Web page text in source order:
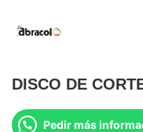
DISCO DE
Pedir más